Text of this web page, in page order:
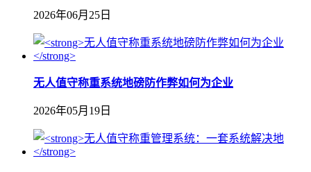
2026年06月25日
无人值守称重系统地磅防作弊如何为企业
2026年05月19日